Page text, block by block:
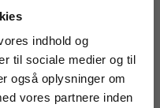
indhold og
til sociale medier og til
også oplysninger om
vores partnere inden
mm.